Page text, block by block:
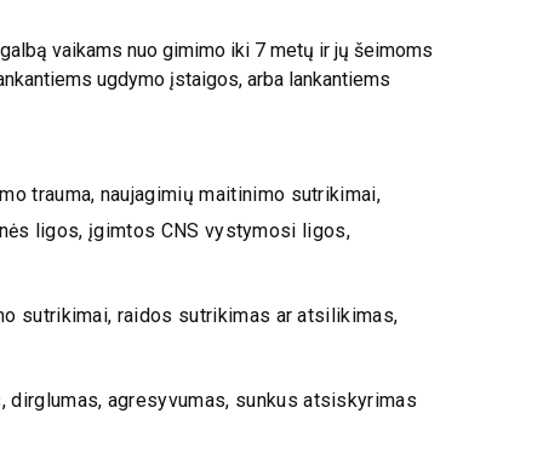
vaikams nuo gimimo iki 7 metų ir jų šeimoms
ugdymo įstaigos, arba lankantiems
trauma, naujagimių maitinimo sutrikimai,
ligos, įgimtos CNS vystymosi ligos,
sutrikimai, raidos sutrikimas ar atsilikimas,
agresyvumas, sunkus atsiskyrimas